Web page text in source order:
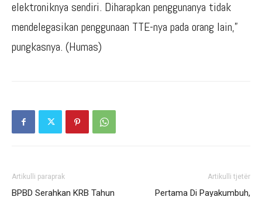
elektroniknya sendiri. Diharapkan penggunanya tidak
mendelegasikan penggunaan TTE-nya pada orang lain,”
pungkasnya. (Humas)
Artikulli paraprak
BPBD Serahkan KRB Tahun
Artikulli tjetër
Pertama Di Payakumbuh,